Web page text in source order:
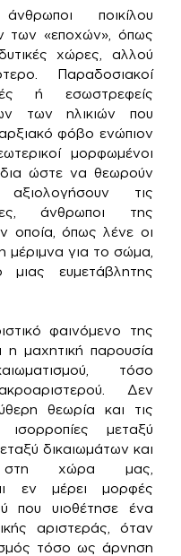
ποικίλου
των «εποχών», όπως
χώρες, αλλού
Παραδοσιακοί
ή εσωστρεφείς
των ηλικιών που
φόβο ενώπιον
μορφωμένοι
ώστε να θεωρούν
τις
άνθρωποι της
οποία, όπως λένε οι
μέριμνα για το σώμα,
μιας ευμετάβλητης
φαινόμενο της
η μαχητική παρουσία
τόσο
Δεν
θεωρία και τις
μεταξύ
δικαιωμάτων και
στη χώρα μας,
εν μέρει μορφές
που υιοθέτησε ένα
αριστεράς, όταν
τόσο ως άρνηση